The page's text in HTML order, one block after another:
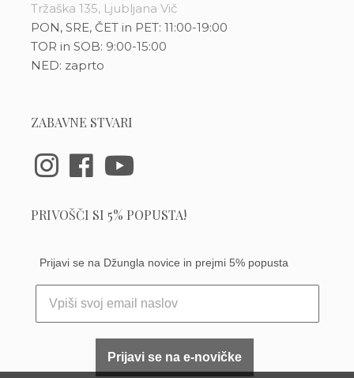
Tržaška 135, Ljubljana Vič
PON, SRE, ČET in PET: 11:00-19:00
TOR in SOB: 9:00-15:00
NED: zaprto
ZABAVNE STVARI
PRIVOŠČI SI 5% POPUSTA!
Prijavi se na Džungla novice in prejmi 5% popusta
Prijavi se na e-novičke